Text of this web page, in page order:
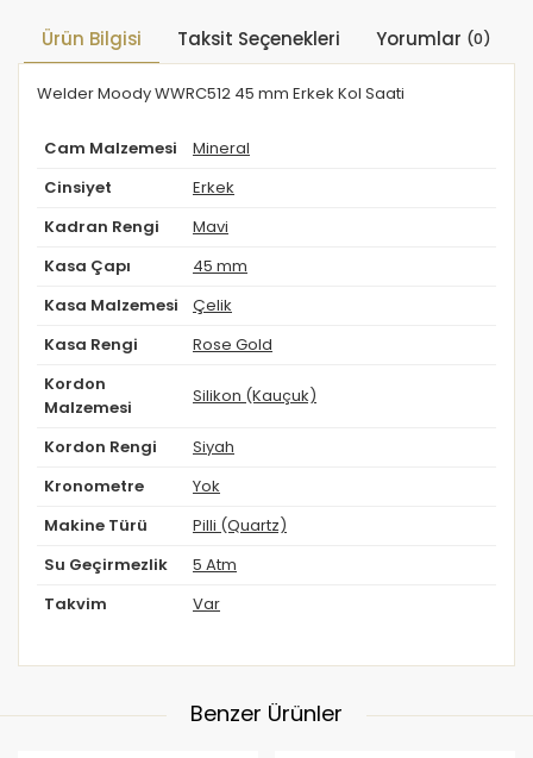
Ürün Bilgisi Taksit Seçenekleri Yorumlar (0)
Welder Moody WWRC512 45 mm Erkek Kol Saati
Cam Malzemesi Mineral
Cinsiyet Erkek
Kadran Rengi Mavi
Kasa Çapı 45 mm
Kasa Malzemesi Çelik
Kasa Rengi Rose Gold
Kordon
Malzemesi
Silikon (Kauçuk)
Kordon Rengi Siyah
Kronometre Yok
Makine Türü Pilli (Quartz)
Su Geçirmezlik 5 Atm
Takvim Var
Benzer Ürünler